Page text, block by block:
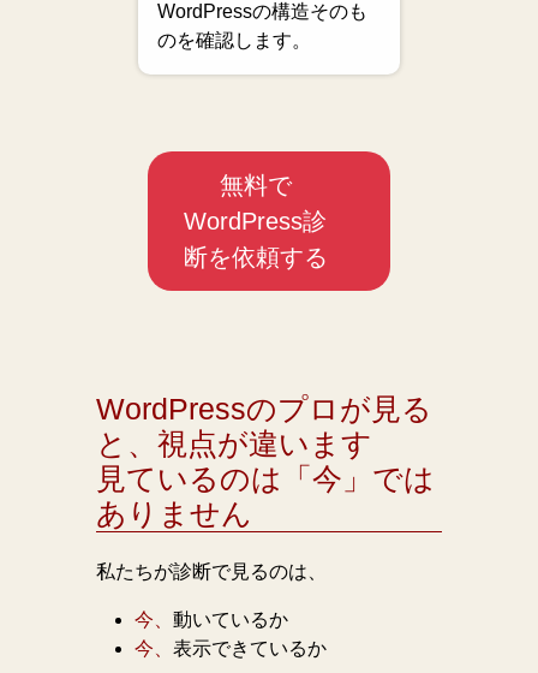
WordPressの構造そのも
のを確認します。
無料で
WordPress診
断を依頼する
WordPressのプロが見る
と、視点が違います
見ているのは「今」では
ありません
私たちが診断で見るのは、
今、 動いているか
今、 表示できているか